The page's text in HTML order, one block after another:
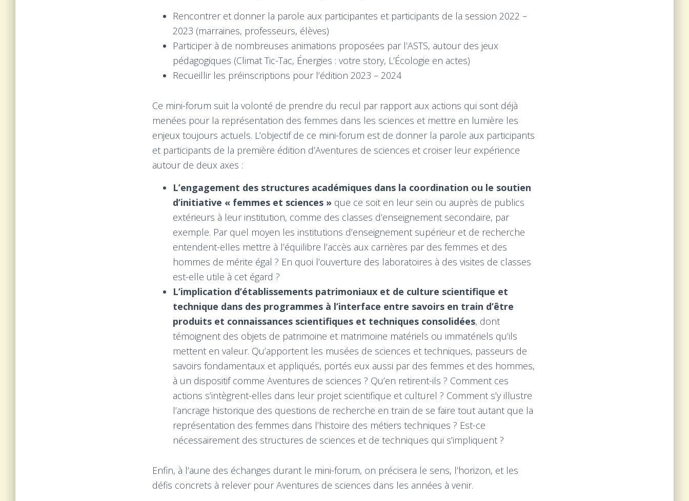
Rencontrer et donner la parole aux participantes et participants de la session 2022 –
2023 (marraines, professeurs, élèves)
Participer à de nombreuses animations proposées par l’ASTS, autour des jeux
pédagogiques (Climat Tic-Tac, Énergies : votre story, L’Écologie en actes)
Recueillir les préinscriptions pour l’édition 2023 – 2024
Ce mini-forum suit la volonté de prendre du recul par rapport aux actions qui sont déjà
menées pour la représentation des femmes dans les sciences et mettre en lumière les
enjeux toujours actuels. L’objectif de ce mini-forum est de donner la parole aux participants
et participants de la première édition d’Aventures de sciences et croiser leur expérience
autour de deux axes :
L’engagement des structures académiques dans la coordination ou le soutien
d’initiative « femmes et sciences » que ce soit en leur sein ou auprès de publics
extérieurs à leur institution, comme des classes d’enseignement secondaire, par
exemple. Par quel moyen les institutions d’enseignement supérieur et de recherche
entendent-elles mettre à l’équilibre l’accès aux carrières par des femmes et des
hommes de mérite égal ? En quoi l’ouverture des laboratoires à des visites de classes
est-elle utile à cet égard ?
L’implication d’établissements patrimoniaux et de culture scientifique et
technique dans des programmes à l’interface entre savoirs en train d’être
produits et connaissances scientifiques et techniques consolidées, dont
témoignent des objets de patrimoine et matrimoine matériels ou immatériels qu’ils
mettent en valeur. Qu’apportent les musées de sciences et techniques, passeurs de
savoirs fondamentaux et appliqués, portés eux aussi par des femmes et des hommes,
à un dispositif comme Aventures de sciences ? Qu’en retirent-ils ? Comment ces
actions s’intègrent-elles dans leur projet scientifique et culturel ? Comment s’y illustre
l’ancrage historique des questions de recherche en train de se faire tout autant que la
représentation des femmes dans l’histoire des métiers techniques ? Est-ce
nécessairement des structures de sciences et de techniques qui s’impliquent ?
Enfin, à l’aune des échanges durant le mini-forum, on précisera le sens, l’horizon, et les
défis concrets à relever pour Aventures de sciences dans les années à venir.